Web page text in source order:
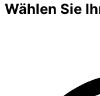
Wählen Sie